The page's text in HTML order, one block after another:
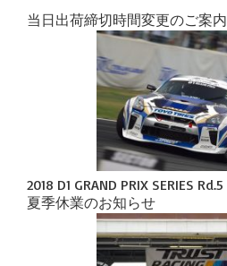
当日出荷締切時間変更のご案内
2018 D1 GRAND PRIX SERIES Rd.5
夏季休業のお知らせ